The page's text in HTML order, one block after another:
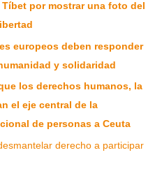
por mostrar una foto del
europeos deben responder
y solidaridad
los derechos humanos, la
el eje central de la
de personas a Ceuta
derecho a participar